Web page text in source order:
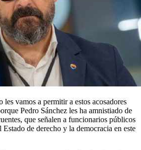
les vamos a permitir a estos acosadores
Pedro Sánchez les ha amnistiado de
que señalen a funcionarios públicos
Estado de derecho y la democracia en este